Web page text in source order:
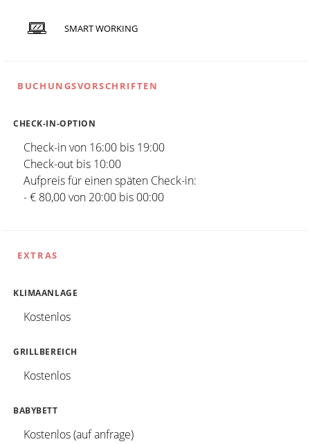
SMART WORKING
BUCHUNGSVORSCHRIFTEN
CHECK-IN-OPTION
Check-in von 16:00 bis 19:00
Check-out bis 10:00
Aufpreis für einen späten Check-in:
- € 80,00 von 20:00 bis 00:00
EXTRAS
KLIMAANLAGE
Kostenlos
GRILLBEREICH
Kostenlos
BABYBETT
Kostenlos (auf anfrage)